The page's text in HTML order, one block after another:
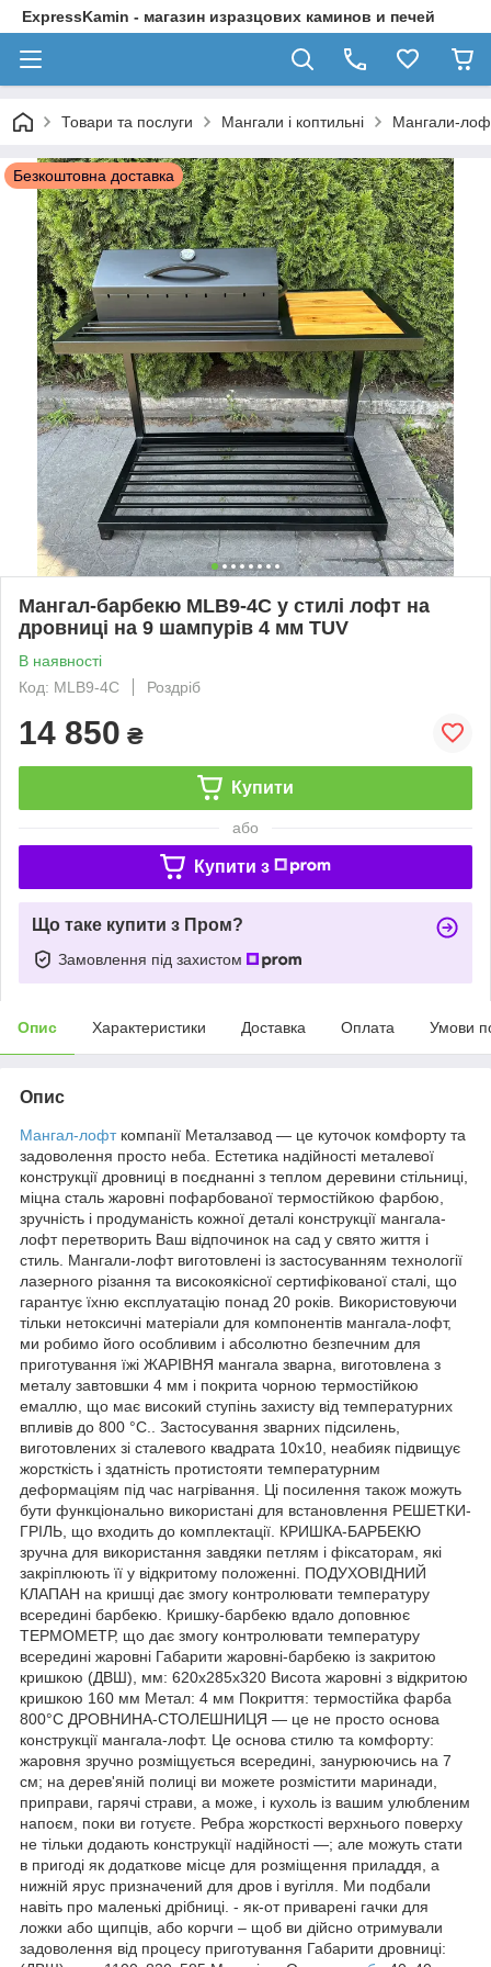
ExpressKamin - магазин изразцових каминов и печей
Товари та послуги Мангали і коптильні Мангали-
Безкоштовна доставка
Мангал-барбекю MLB9-4С у стилі лофт на
дровниці на 9 шампурів 4 мм TUV
В наявності
Код: MLB9-4C
Роздріб
14 850 ₴
Купити
або
Купити з
Що таке купити з Пром?
Замовлення під захистом
Опис Характеристики Доставка Оплата Умови
Опис
Мангал-лофткомпанії Металзавод — це куточок комфорту та
задоволення просто неба. Естетика надійності металевої
конструкції дровниці в поєднанні з теплом деревини стільниці,
міцна сталь жаровні пофарбованої термостійкою фарбою,
зручність і продуманість кожної деталі конструкції мангала-
лофт перетворить Ваш відпочинок на сад у свято життя і
стиль. Мангали-лофт виготовлені із застосуванням технології
лазерного різання та високоякісної сертифікованої сталі, що
гарантує їхню експлуатацію понад 20 років. Використовуючи
тільки нетоксичні матеріали для компонентів мангала-лофт,
ми робимо його особливим і абсолютно безпечним для
приготування їжі ЖАРІВНЯ мангала зварна, виготовлена з
металу завтовшки 4 мм і покрита чорною термостійкою
емаллю, що має високий ступінь захисту від температурних
впливів до 800 °C.. Застосування зварних підсилень,
виготовлених зі сталевого квадрата 10х10, неабияк підвищує
жорсткість і здатність протистояти температурним
деформаціям під час нагрівання. Ці посилення також можуть
бути функціонально використані для встановлення РЕШЕТКИ-
ГРІЛЬ, що входить до комплектації. КРИШКА-БАРБЕКЮ
зручна для використання завдяки петлям і фіксаторам, які
закріплюють її у відкритому положенні. ПОДУХОВІДНИЙ
КЛАПАН на кришці дає змогу контролювати температуру
всередині барбекю. Кришку-барбекю вдало доповнює
ТЕРМОМЕТР, що дає змогу контролювати температуру
всередині жаровні Габарити жаровні-барбекю із закритою
кришкою (ДВШ), мм: 620х285х320 Висота жаровні з відкритою
кришкою 160 мм Метал: 4 мм Покриття: термостійка фарба
800°С ДРОВНИНА-СТОЛЕШНИЦЯ — це не просто основа
конструкції мангала-лофт. Це основа стилю та комфорту:
жаровня зручно розміщується всередині, занурюючись на 7
см; на дерев'яній полиці ви можете розмістити маринади,
приправи, гарячі страви, а може, і кухоль із вашим улюбленим
напоєм, поки ви готуєте. Ребра жорсткості верхнього поверху
не тільки додають конструкції надійності —; але можуть стати
в пригоді як додаткове місце для розміщення приладдя, а
нижній ярус призначений для дров і вугілля. Ми подбали
навіть про маленькі дрібниці. - як-от приварені гачки для
ложки або щипців, або корчги – щоб ви дійсно отримували
задоволення від процесу приготування Габарити дровниці: